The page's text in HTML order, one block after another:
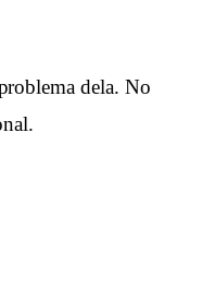
dela. No